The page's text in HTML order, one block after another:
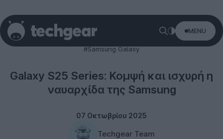
MENU
#Samsung Galaxy
Galaxy S25 Series: Κομψή και ισχυρή η
ναυαρχίδα της Samsung
07 Οκτωβρίου 2025
Techgear Team